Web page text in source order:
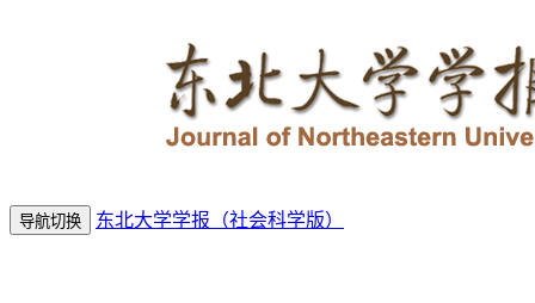
导航切换 东北大学学报（社会科学版）